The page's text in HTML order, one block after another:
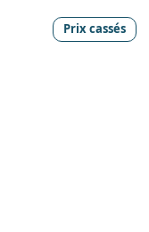
Prix cassés